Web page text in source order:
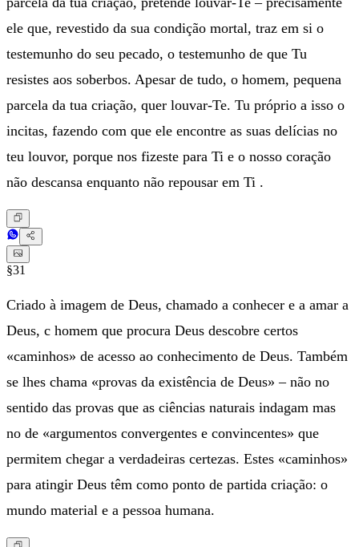
ele que, revestido da sua condição mortal, traz em si o
testemunho do seu pecado, o testemunho de que Tu
resistes aos soberbos. Apesar de tudo, o homem, pequena
parcela da tua criação, quer louvar-Te. Tu próprio a isso o
incitas, fazendo com que ele encontre as suas delícias no
teu louvor, porque nos fizeste para Ti e o nosso coração
não descansa enquanto não repousar em Ti .
§31
Criado à imagem de Deus, chamado a conhecer e a amar a
Deus, c homem que procura Deus descobre certos
«caminhos» de acesso ao conhecimento de Deus. Também
se lhes chama «provas da existência de Deus» – não no
sentido das provas que as ciências naturais indagam mas
no de «argumentos convergentes e convincentes» que
permitem chegar a verdadeiras certezas. Estes «caminhos»
para atingir Deus têm como ponto de partida criação: o
mundo material e a pessoa humana.